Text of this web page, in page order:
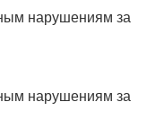
нарушениям за
нарушениям за